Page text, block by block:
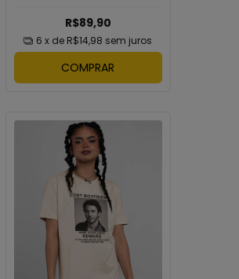
R$89,90
6 x de R$14,98 sem juros
COMPRAR